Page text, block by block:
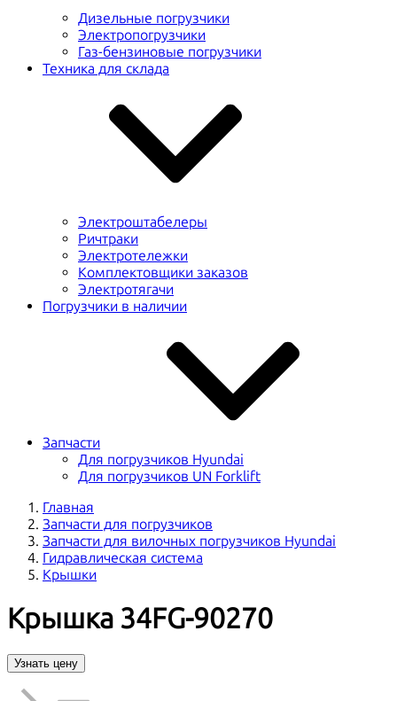
Дизельные погрузчики
Электропогрузчики
Газ-бензиновые погрузчики
Техника для склада
Электроштабелеры
Ричтраки
Электротележки
Комплектовщики заказов
Электротягачи
Погрузчики в наличии
Запчасти
Для погрузчиков Hyundai
Для погрузчиков UN Forklift
Главная
Запчасти для погрузчиков
Запчасти для вилочных погрузчиков Hyundai
Гидравлическая система
Крышки
Крышка 34FG-90270
Узнать цену